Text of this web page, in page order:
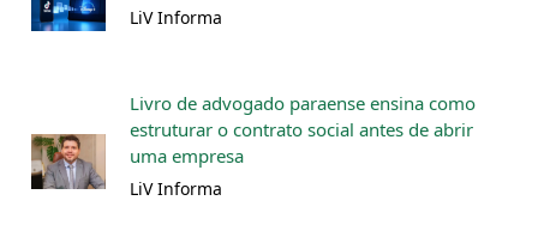
LiV Informa
Livro de advogado paraense ensina como
estruturar o contrato social antes de abrir
uma empresa
LiV Informa